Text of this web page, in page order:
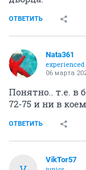
ОТВЕТИТЬ
Nata361
experienced
06 марта
Понятно.. т.е.
72-75 и ни в
ОТВЕТИТЬ
VikTor57